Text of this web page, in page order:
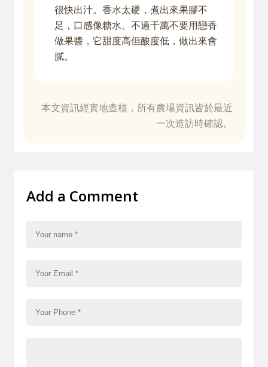
很快出汁。香水太硬，煮出來果膠不
足，口感像糖水。不過千萬不要用戀香
做果醬，它甜度高但酸度低，做出來會
膩。
本文資訊經實地查核，所有農場資訊皆於最近
一次造訪時確認。
Add a Comment